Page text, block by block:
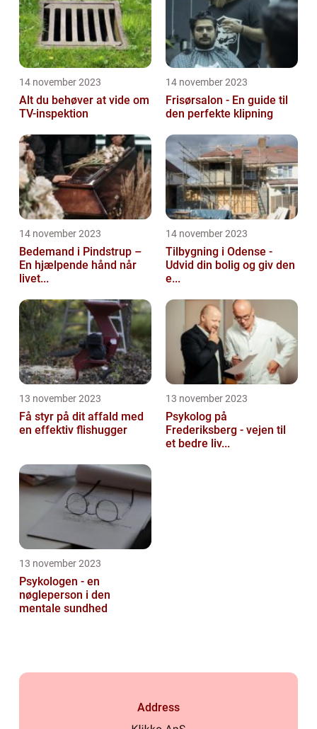
14 november 2023
Alt du behøver at vide om
TV-inspektion
14 november 2023
Frisørsalon - En guide til
den perfekte klipning
14 november 2023
Bedemand i Pindstrup –
En hjælpende hånd når
livet...
14 november 2023
Tilbygning i Odense -
Udvid din bolig og giv den
e...
13 november 2023
Få styr på dit affald med
en effektiv flishugger
13 november 2023
Psykolog på
Frederiksberg - vejen til
et bedre liv...
13 november 2023
Psykologen - en
nøgleperson i den
mentale sundhed
Address